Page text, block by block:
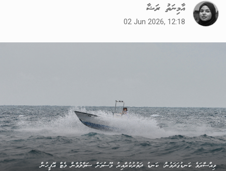
އާމިނަތު ރަޝާ
02 Jun 2026, 12:18
ވިއްސާރަވެ ކަނޑުގަދަވުން: ކަނޑު ދަތުރުކުރާއިރު މޫސުމަށް ސަމާލުވާން މެޓް އޮފީހުން